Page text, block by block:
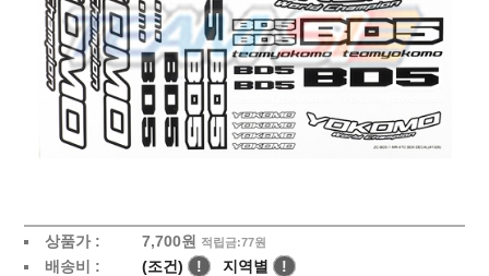
상품가 : 7,700원 적립금:77원
배송비 : (조건) ! 지역별 !